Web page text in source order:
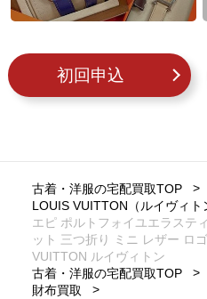
初回申込
古着・洋服の宅配買取TOP
LOUIS VUITTON（ルイヴィト
エピ ポルトフォイユエラステ
ット 三つ折り ミニ レザー ロ
VUITTON ルイヴィトン
古着・洋服の宅配買取TOP
財布買取